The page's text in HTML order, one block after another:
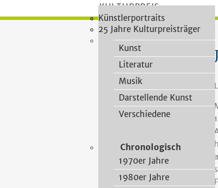
KULTURPREIS
Vergaberichtlinien
Vorschlagsformular
Kulturpreisjury
PREISTRÄGER
Kategorien
Heimatforschung
Kunst
Literatur
Musik
Darstellende Kunst
Verschiedene
Chronologisch
1970er Jahre
1980er Jahre
VERLEIHUNGEN
Impressionen
PUBLIKATIONEN
Künstlerportraits
25 Jahre Kulturpreisträger
Joselyn Grimm
Gelnhausen 1994
www.grimm-art.de